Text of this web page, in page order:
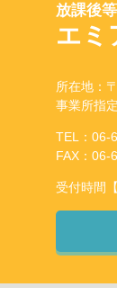
放課後
エミ
所在地：
事業所指
TEL：06-
FAX：06-
受付時間